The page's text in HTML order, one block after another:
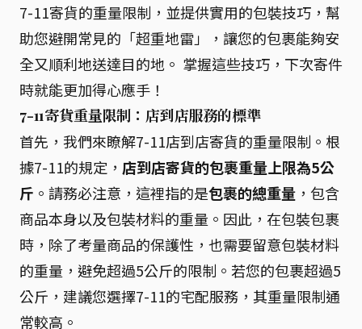
7-11寄貨的重量限制，並提供實用的包裝技巧，幫
助您避開常見的「超重地雷」，讓您的包裹能夠安
全又順利地送達目的地。 掌握這些技巧，下次寄件
時就能更加得心應手！
7-11寄貨重量限制：店到店服務的標準
首先，我們來瞭解7-11店到店寄貨的重量限制。根
據7-11的規定， 店到店寄貨的包裹重量上限為5公
斤 。請務必注意，這裡指的是包裹的總重量 ，包含
商品本身以及包裝材料的重量。因此，在包裝包裹
時，除了考量商品的保護性，也需要留意包裝材料
的重量，避免超過5公斤的限制。若您的包裹超過5
公斤，建議您選擇7-11的宅配服務，其重量限制通
常較高。